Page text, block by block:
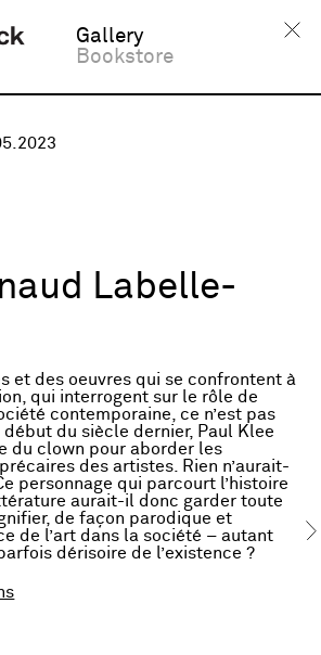
Gallery
Bookstore
Labelle-
et des oeuvres qui se confrontent à
qui interrogent sur le rôle de
contemporaine, ce n’est pas
début du siècle dernier, Paul Klee
du clown pour aborder les
des artistes. Rien n’aurait-
personnage qui parcourt l’histoire
aurait-il donc garder toute
de façon parodique et
de l’art dans la société – autant
dérisoire de l’existence ?